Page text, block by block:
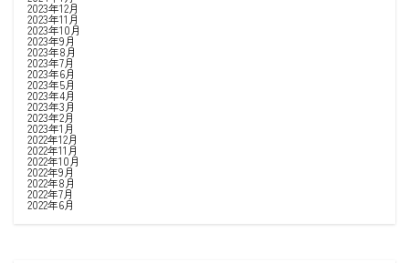
2023年12月
2023年11月
2023年10月
2023年9月
2023年8月
2023年7月
2023年6月
2023年5月
2023年4月
2023年3月
2023年2月
2023年1月
2022年12月
2022年11月
2022年10月
2022年9月
2022年8月
2022年7月
2022年6月